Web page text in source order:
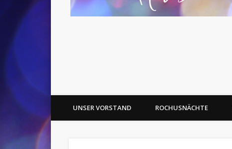
UNSER VORSTAND ROCHUSNÄCHTE